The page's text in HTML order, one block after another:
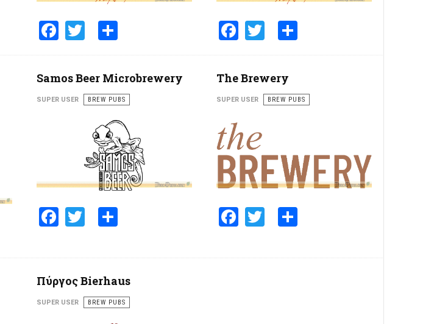
Facebook
Twitter Facebook
Twitter
Samos Beer Microbrewery
SUPER USER BREW PUBS
Facebook
Twitter
The Brewery
SUPER USER BREW PUBS
Facebook
Twitter
Πύργος Bierhaus
SUPER USER BREW PUBS